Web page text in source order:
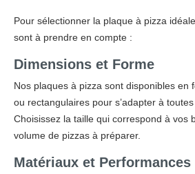
Pour sélectionner la plaque à pizza
sont à prendre en compte :
Dimensions et Forme
Nos plaques à pizza sont disponibles en
ou rectangulaires pour s’adapter à
Choisissez la taille qui correspond à vos
volume de pizzas à préparer.
Matériaux et Performances